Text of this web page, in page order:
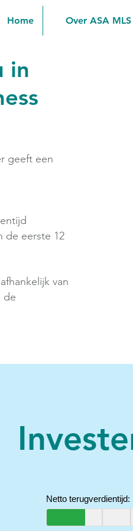
Home Over ASA MLS
in
geeft een
de eerste 12
van
de
Netto terugverdientijd: